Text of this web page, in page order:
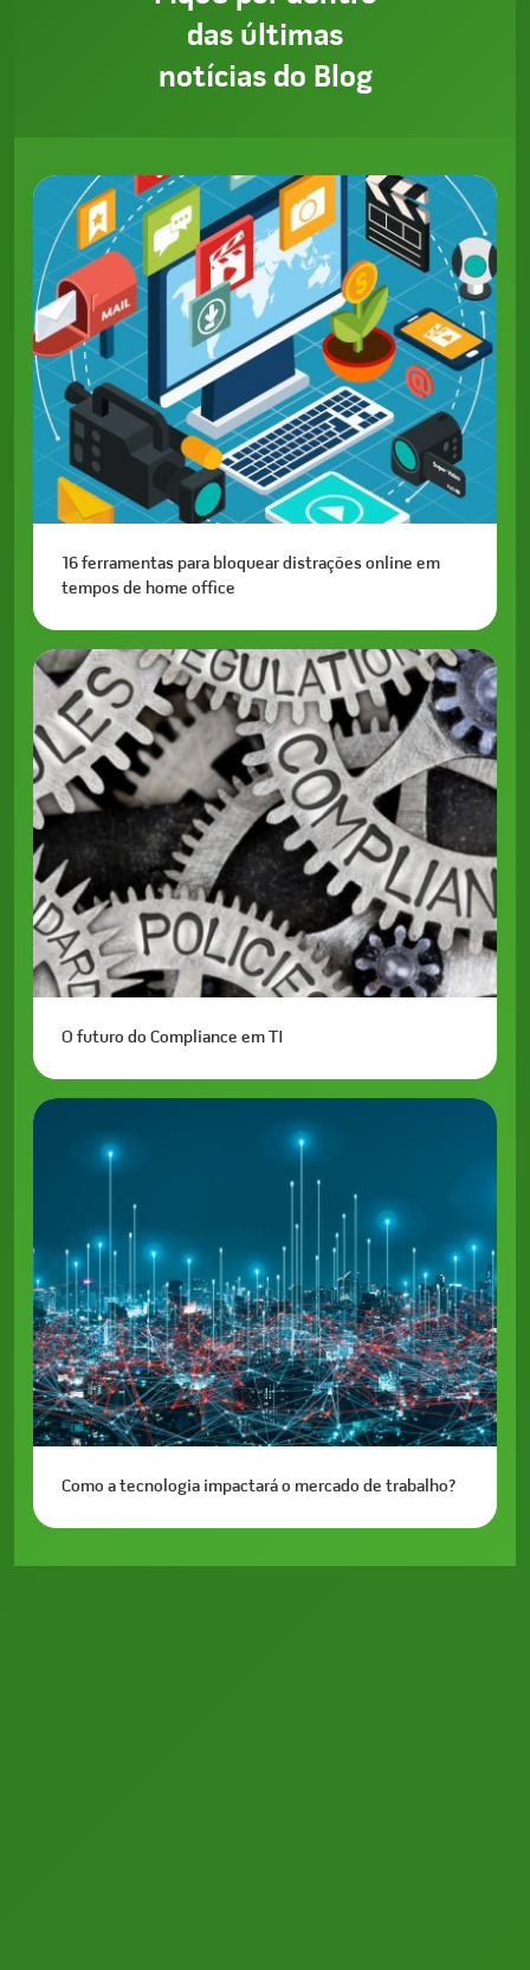
das últimas
notícias do Blog
16 ferramentas para bloquear distrações online em
tempos de home office
O futuro do Compliance em TI
Como a tecnologia impactará o mercado de trabalho?